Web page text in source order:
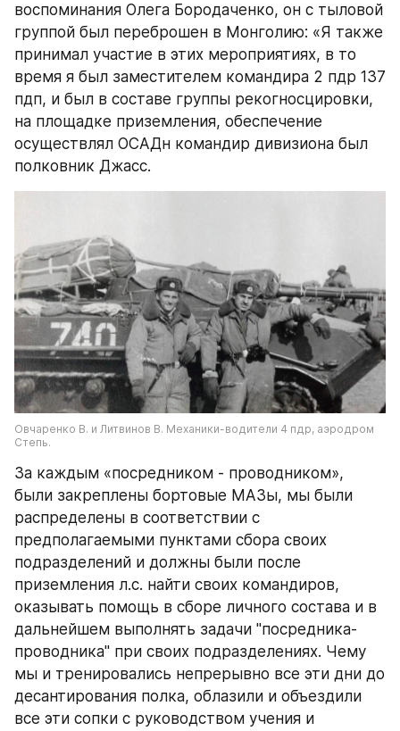
воспоминания Олега Бородаченко, он с тыловой
группой был переброшен в Монголию: «Я также
принимал участие в этих мероприятиях, в то
время я был заместителем командира 2 пдр 137
пдп, и был в составе группы рекогносцировки,
на площадке приземления, обеспечение
осуществлял ОСАДн командир дивизиона был
полковник Джасс.
Овчаренко В. и Литвинов В. Механики-водители 4 пдр, аэродром
Степь.
За каждым «посредником - проводником»,
были закреплены бортовые МАЗы, мы были
распределены в соответствии с
предполагаемыми пунктами сбора своих
подразделений и должны были после
приземления л.с. найти своих командиров,
оказывать помощь в сборе личного состава и в
дальнейшем выполнять задачи "посредника-
проводника" при своих подразделениях. Чему
мы и тренировались непрерывно все эти дни до
десантирования полка, облазили и объездили
все эти сопки с руководством учения и